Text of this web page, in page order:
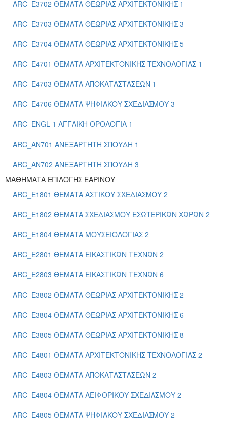
ARC_E3702 ΘΕΜΑΤΑ ΘΕΩΡΙΑΣ ΑΡΧΙΤΕΚΤΟΝΙΚΗΣ 1
ARC_E3703 ΘΕΜΑΤΑ ΘΕΩΡΙΑΣ ΑΡΧΙΤΕΚΤΟΝΙΚΗΣ 3
ARC_E3704 ΘΕΜΑΤΑ ΘΕΩΡΙΑΣ ΑΡΧΙΤΕΚΤΟΝΙΚΗΣ 5
ARC_E4701 ΘΕΜΑΤΑ ΑΡΧΙΤΕΚΤΟΝΙΚΗΣ ΤΕΧΝΟΛΟΓΙΑΣ 1
ARC_E4703 ΘΕΜΑΤΑ ΑΠΟΚΑΤΑΣΤΑΣΕΩΝ 1
ARC_E4706 ΘΕΜΑΤΑ ΨΗΦΙΑΚΟΥ ΣΧΕΔΙΑΣΜΟΥ 3
ARC_ENGL 1 ΑΓΓΛΙΚΗ ΟΡΟΛΟΓΙΑ 1
ARC_ΑΝ701 ΑΝΕΞΑΡΤΗΤΗ ΣΠΟΥΔΗ 1
ARC_ΑΝ702 ΑΝΕΞΑΡΤΗΤΗ ΣΠΟΥΔΗ 3
ΜΑΘΗΜΑΤΑ ΕΠΙΛΟΓΗΣ ΕΑΡΙΝΟΥ
ARC_E1801 ΘΕΜΑΤΑ ΑΣΤΙΚΟΥ ΣΧΕΔΙΑΣΜΟΥ 2
ARC_E1802 ΘΕΜΑΤΑ ΣΧΕΔΙΑΣΜΟΥ ΕΣΩΤΕΡΙΚΩΝ ΧΩΡΩΝ 2
ARC_E1804 ΘΕΜΑΤΑ ΜΟΥΣΕΙΟΛΟΓΙΑΣ 2
ARC_E2801 ΘΕΜΑΤΑ ΕΙΚΑΣΤΙΚΩΝ ΤΕΧΝΩΝ 2
ARC_E2803 ΘΕΜΑΤΑ ΕΙΚΑΣΤΙΚΩΝ ΤΕΧΝΩΝ 6
ARC_E3802 ΘΕΜΑΤΑ ΘΕΩΡΙΑΣ ΑΡΧΙΤΕΚΤΟΝΙΚΗΣ 2
ARC_E3804 ΘΕΜΑΤΑ ΘΕΩΡΙΑΣ ΑΡΧΙΤΕΚΤΟΝΙΚΗΣ 6
ARC_E3805 ΘΕΜΑΤΑ ΘΕΩΡΙΑΣ ΑΡΧΙΤΕΚΤΟΝΙΚΗΣ 8
ARC_E4801 ΘΕΜΑΤΑ ΑΡΧΙΤΕΚΤΟΝΙΚΗΣ ΤΕΧΝΟΛΟΓΙΑΣ 2
ARC_E4803 ΘΕΜΑΤΑ ΑΠΟΚΑΤΑΣΤΑΣΕΩΝ 2
ARC_E4804 ΘΕΜΑΤΑ ΑΕΙΦΟΡΙΚΟΥ ΣΧΕΔΙΑΣΜΟΥ 2
ARC_E4805 ΘΕΜΑΤΑ ΨΗΦΙΑΚΟΥ ΣΧΕΔΙΑΣΜΟΥ 2